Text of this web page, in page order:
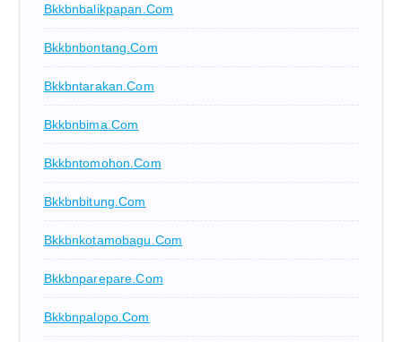
Bkkbnbalikpapan.com
Bkkbnbontang.com
Bkkbntarakan.com
Bkkbnbima.com
Bkkbntomohon.com
Bkkbnbitung.com
Bkkbnkotamobagu.com
Bkkbnparepare.com
Bkkbnpalopo.com